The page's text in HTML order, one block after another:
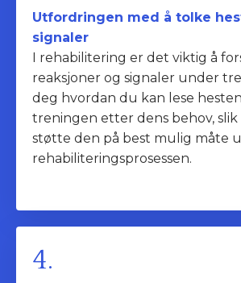
Utfordringen med å tolke
signaler
I rehabilitering er det viktig å
reaksjoner og signaler under
deg hvordan du kan lese
treningen etter dens behov,
støtte den på best mulig måte
rehabiliteringsprosessen.
4.